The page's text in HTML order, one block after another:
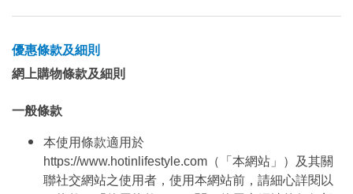
優惠條款及細則
網上購物條款及細則
一般條款
本使用條款適用於
https://www.hotinlifestyle.com（「本網站」）及其關
聯社交網站之使用者，使用本網站前，請細心詳閱以